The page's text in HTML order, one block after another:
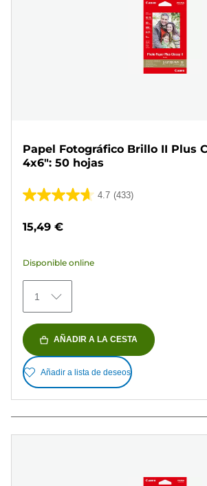
Papel Fotográfico Brillo II Plus
4x6": 50 hojas
4.7 (433)
4.7
433
reseñas
15,49 €
Disponible online
1
AÑADIR A LA CESTA
Añadir a lista de deseos